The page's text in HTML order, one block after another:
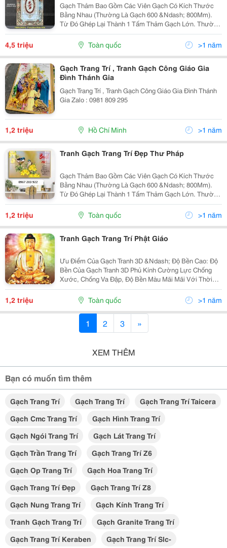
Gạch Thảm Bao Gồm Các Viên Gạch Có Kích Thước
Bằng Nhau (Thường Là Gạch 600 &Ndash; 800Mm).
Từ Đó Ghép Lại Thành 1 Tấm Thảm Gạch Lớn. Thường
Gạch Thảm Mang Hình Vuông Hoặc Hình Chữ Nhật.
Kích Thước Gạch Thảm Đa Dạng (1200X1200Mm,
1200X1800Mm,...
4,5 triệu Toàn quốc >1 năm
Gạch Trang Trí , Tranh Gạch Công Giáo Gia
Đình Thánh Gia
Gạch Trang Trí , Tranh Gạch Công Giáo Gia Đình Thánh
Gia Zalo : 0981 809 295
1,2 triệu Hồ Chí Minh >1 năm
Tranh Gạch Trang Trí Đẹp Thư Pháp
Gạch Thảm Bao Gồm Các Viên Gạch Có Kích Thước
Bằng Nhau (Thường Là Gạch 600 &Ndash; 800Mm).
Từ Đó Ghép Lại Thành 1 Tấm Thảm Gạch Lớn. Thường
Gạch Thảm Mang Hình Vuông Hoặc Hình Chữ Nhật.
Kích Thước Gạch Thảm Đa Dạng (1200X1200Mm,
1200X1800Mm,...
1,2 triệu Toàn quốc >1 năm
Tranh Gạch Trang Trí Phật Giáo
Ưu Điểm Của Gạch Tranh 3D &Ndash; Độ Bền Cao: Độ
Bền Của Gạch Tranh 3D Phủ Kính Cường Lực Chống
Xước, Chống Va Đập, Độ Bền Màu Mãi Mãi Với Thời
Gian &Ndash; Sang Trọng: Gạch Tranh 3D Có Độ Bóng
Cao, Màu Sắc Trong Sáng Bắt Mắt Giúp Làm Cho Căn...
1,2 triệu Toàn quốc >1 năm
1 2 3 »
XEM THÊM
Bạn có muốn tìm thêm
Gạch Trang Trí Gạch Trang Trí
Gạch Trang Trí Taicera
Gạch Cmc Trang Trí
Gạch Hình Trang Trí
Gạch Ngói Trang Trí
Gạch Lát Trang Trí
Gạch Trần Trang Trí
Gạch Trang Trí Z6
Gạch Op Trang Trí
Gạch Hoa Trang Trí
Gạch Trang Trí Đẹp
Gạch Trang Trí Z8
Gạch Nung Trang Trí
Gạch Kính Trang Trí
Tranh Gạch Trang Trí
Gạch Granite Trang Trí
Gạch Trang Trí Keraben
Gạch Trang Trí Slc-